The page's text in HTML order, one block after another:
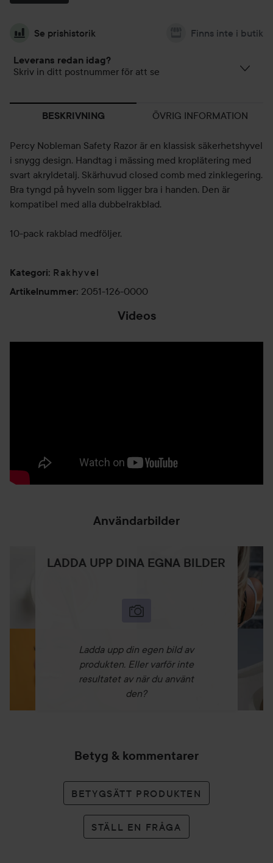
Se prishistorik Finns inte i butik
Leverans redan idag?
Skriv in ditt postnummer för att se
BESKRIVNING ÖVRIG INFORMATION
Percy Nobleman Safety Razor är en klassisk säkerhetshyvel
i snygg design. Handtag i mässing med kroplätering med
svart akryldetalj. Skärhuvud closed comb med zinklegering.
Bra tyngd på hyveln som ligger bra i handen. Den är
kompatibel med alla dubbelrakblad.
10-pack rakblad medföljer.
Kategori: Rakhyvel
Artikelnummer: 2051-126-0000
Videos
Användarbilder
LADDA UPP DINA EGNA BILDER
Ladda upp din egen bild av
produkten. Eller varför inte
resultatet av när du använt
den?
Betyg & kommentarer
BETYGSÄTT PRODUKTEN
STÄLL EN FRÅGA